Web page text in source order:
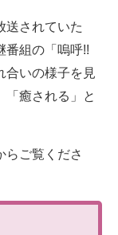
されていた
番組の「嗚呼!!
合いの様子を見
「癒される」と
ご覧くださ